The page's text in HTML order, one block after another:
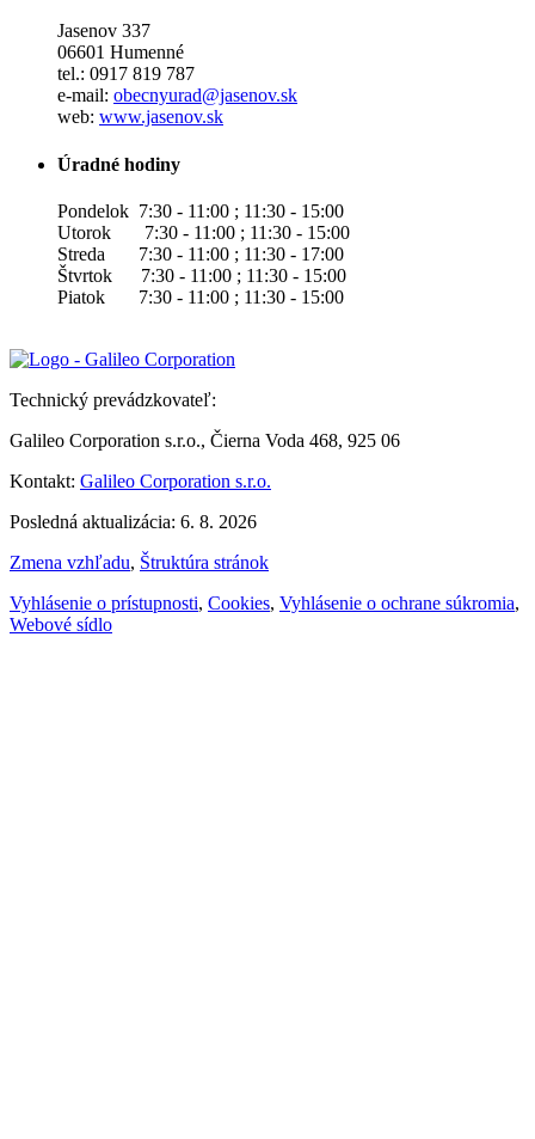
Jasenov 337
06601 Humenné
tel.: 0917 819 787
e-mail: obecnyurad@jasenov.sk
web: www.jasenov.sk
Úradné hodiny
Pondelok 7:30 - 11:00 ; 11:30 - 15:00
Utorok 7:30 - 11:00 ; 11:30 - 15:00
Streda 7:30 - 11:00 ; 11:30 - 17:00
Štvrtok 7:30 - 11:00 ; 11:30 - 15:00
Piatok 7:30 - 11:00 ; 11:30 - 15:00
Technický prevádzkovateľ:
Galileo Corporation s.r.o., Čierna Voda 468, 925 06
Kontakt: Galileo Corporation s.r.o.
Posledná aktualizácia: 6. 8. 2026
Zmena vzhľadu, Štruktúra stránok
Vyhlásenie o prístupnosti, Cookies, Vyhlásenie o ochrane súkromia,
Webové sídlo